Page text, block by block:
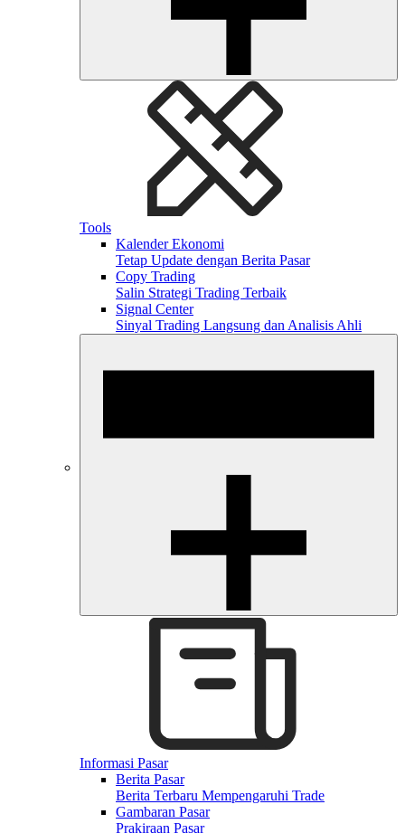
Tools
Kalender Ekonomi
Tetap Update dengan Berita Pasar
Copy Trading
Salin Strategi Trading Terbaik
Signal Center
Sinyal Trading Langsung dan Analisis Ahli
Informasi Pasar
Berita Pasar
Berita Terbaru Mempengaruhi Trade
Gambaran Pasar
Prakiraan Pasar